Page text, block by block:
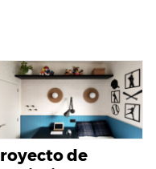
de